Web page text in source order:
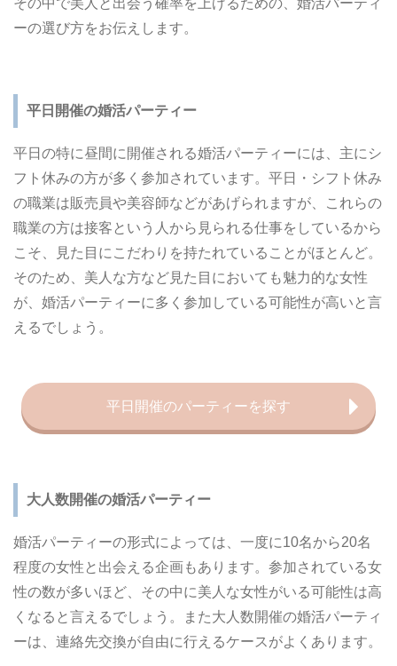
ーの選び方をお伝えします。
平日開催の婚活パーティー
平日の特に昼間に開催される婚活パーティーには、主にシ
フト休みの方が多く参加されています。平日・シフト休み
の職業は販売員や美容師などがあげられますが、これらの
職業の方は接客という人から見られる仕事をしているから
こそ、見た目にこだわりを持たれていることがほとんど。
そのため、美人な方など見た目においても魅力的な女性
が、婚活パーティーに多く参加している可能性が高いと言
えるでしょう。
平日開催のパーティーを探す
大人数開催の婚活パーティー
婚活パーティーの形式によっては、一度に10名から20名
程度の女性と出会える企画もあります。参加されている女
性の数が多いほど、その中に美人な女性がいる可能性は高
くなると言えるでしょう。また大人数開催の婚活パーティ
ーは、連絡先交換が自由に行えるケースがよくあります。